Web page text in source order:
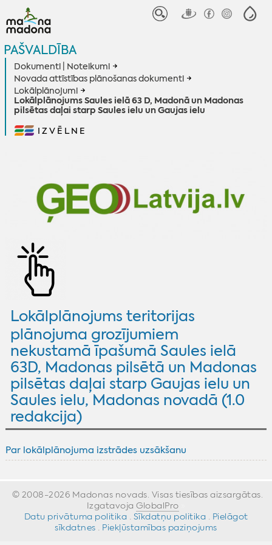
PAŠVALDĪBA
Dokumenti | Noteikumi
Novada attīstības plānošanas dokumenti
Lokālplānojumi
Lokālplānojums Saules ielā 63 D, Madonā un Madonas
pilsētas daļai starp Saules ielu un Gaujas ielu
IZVĒLNE
Lokālplānojums teritorijas
plānojuma grozījumiem
nekustamā īpašumā Saules ielā
63D, Madonas pilsētā un Madonas
pilsētas daļai starp Gaujas ielu un
Saules ielu, Madonas novadā (1.0
redakcija)
Par lokālplānojuma izstrādes uzsākšanu
© 2008-2026 Madonas novads. Visas tiesības aizsargātas.
Izgatavoja GlobalPro
Datu privātuma politika · Sīkdatņu politika · Pielāgot
sīkdatnes · Piekļūstamības paziņojums